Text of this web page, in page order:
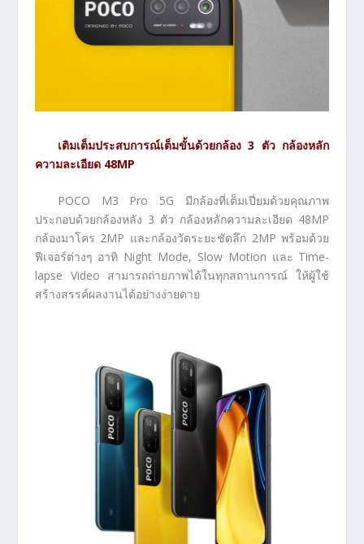
เติมเต็มประสบการณ์เต็มขั้นด้วยกล้อง3 ตัว กล้องหลัก
ความละเอียด 48MP
POCO M3 Pro 5G มีกล้องที่เต็มเปี่ยมด้วยคุณภาพ
ประกอบด้วยกล้องหลัง 3 ตัว กล้องหลักความละเอียด 48MP
กล้องมาโคร 2MP และกล้องวัดระยะชัดลึก 2MP พร้อมด้วย
ฟีเจอร์ต่างๆ อาทิ Night Mode, Slow Motion และ Time-
lapse Video สามารถถ่ายภาพได้ในทุกสถานการณ์ ให้ผู้ใช้
สร้างสรรค์ผลงานได้อย่างง่ายดาย